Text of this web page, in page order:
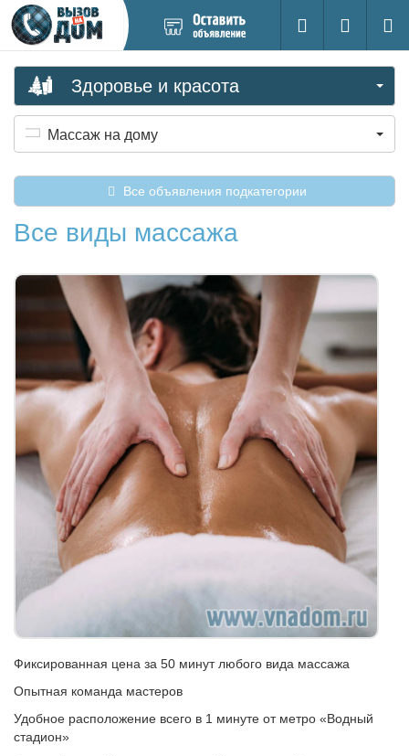
новое
Поиск
Вход на
Здоровье и красота
Массаж на дому
Все объявления подкатегории
Все виды массажа
Фиксированная цена за 50 минут любого вида массажа
Опытная команда мастеров
Удобное расположение всего в 1 минуте от метро «Водный
стадион»